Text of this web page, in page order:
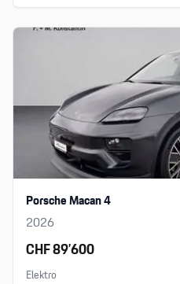
Porsche Macan 4
2026
CHF 89’600
Elektro